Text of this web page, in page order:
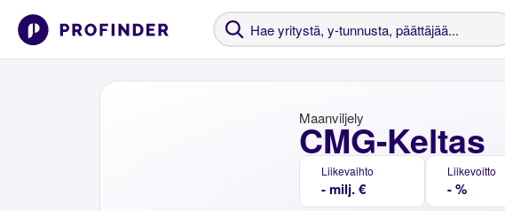
CMG-Keltas
Maanviljely
Liikevaihto
- milj. €
Liikevoitto
- %